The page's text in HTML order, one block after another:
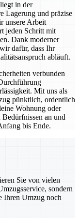
in der
Lagerung und präzise
unsere Arbeit
jeden Schritt mit
Dank moderner
dafür, dass Ihr
abläuft.
verbunden
Mit uns als
pünktlich, ordentlich
Wohnung oder
an und
bis Ende.
Sie von vielen
sondern
Ihren Umzug noch